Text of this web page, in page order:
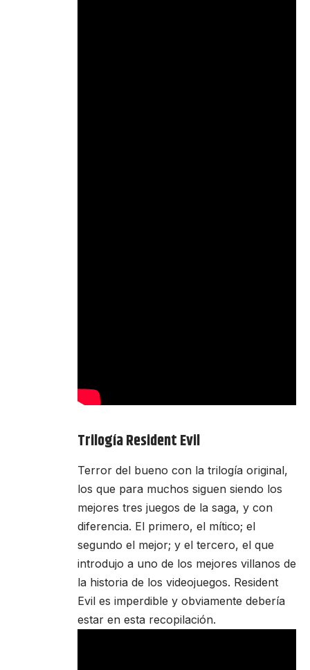
Trilogía Resident Evil
Terror del bueno con la trilogía original,
los que para muchos siguen siendo los
mejores tres juegos de la saga, y con
diferencia. El primero, el mítico; el
segundo el mejor; y el tercero, el que
introdujo a uno de los mejores villanos de
la historia de los videojuegos. Resident
Evil es imperdible y obviamente debería
estar en esta recopilación.